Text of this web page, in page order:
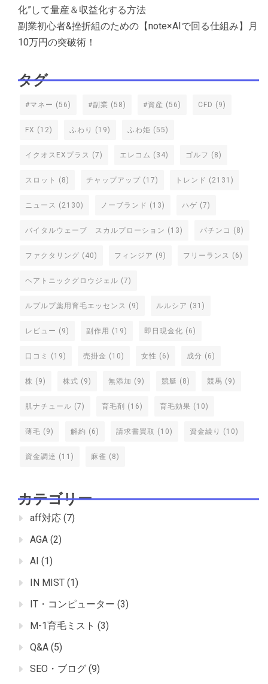
化”して量産＆収益化する方法
副業初心者&挫折組のための【note×AIで回る仕組み】月
10万円の突破術！
タグ
#マネー (56) #副業 (58) #資産 (56) CFD (9)
FX (12) ふわり (19) ふわ姫 (55)
イクオスEXプラス (7) エレコム (34) ゴルフ (8)
スロット (8) チャップアップ (17) トレンド (2131)
ニュース (2130) ノーブランド (13) ハゲ (7)
バイタルウェーブ スカルプローション (13) パチンコ (8)
ファクタリング (40) フィンジア (9) フリーランス (6)
ヘアトニックグロウジェル (7)
ルプルプ薬用育毛エッセンス (9) ルルシア (31)
レビュー (9) 副作用 (19) 即日現金化 (6)
口コミ (19) 売掛金 (10) 女性 (6) 成分 (6)
株 (9) 株式 (9) 無添加 (9) 競艇 (8) 競馬 (9)
肌ナチュール (7) 育毛剤 (16) 育毛効果 (10)
薄毛 (9) 解約 (6) 請求書買取 (10) 資金繰り (10)
資金調達 (11) 麻雀 (8)
カテゴリー
aff対応 (7)
AGA (2)
AI (1)
IN MIST (1)
IT・コンピューター (3)
M-1育毛ミスト (3)
Q&A (5)
SEO・ブログ (9)